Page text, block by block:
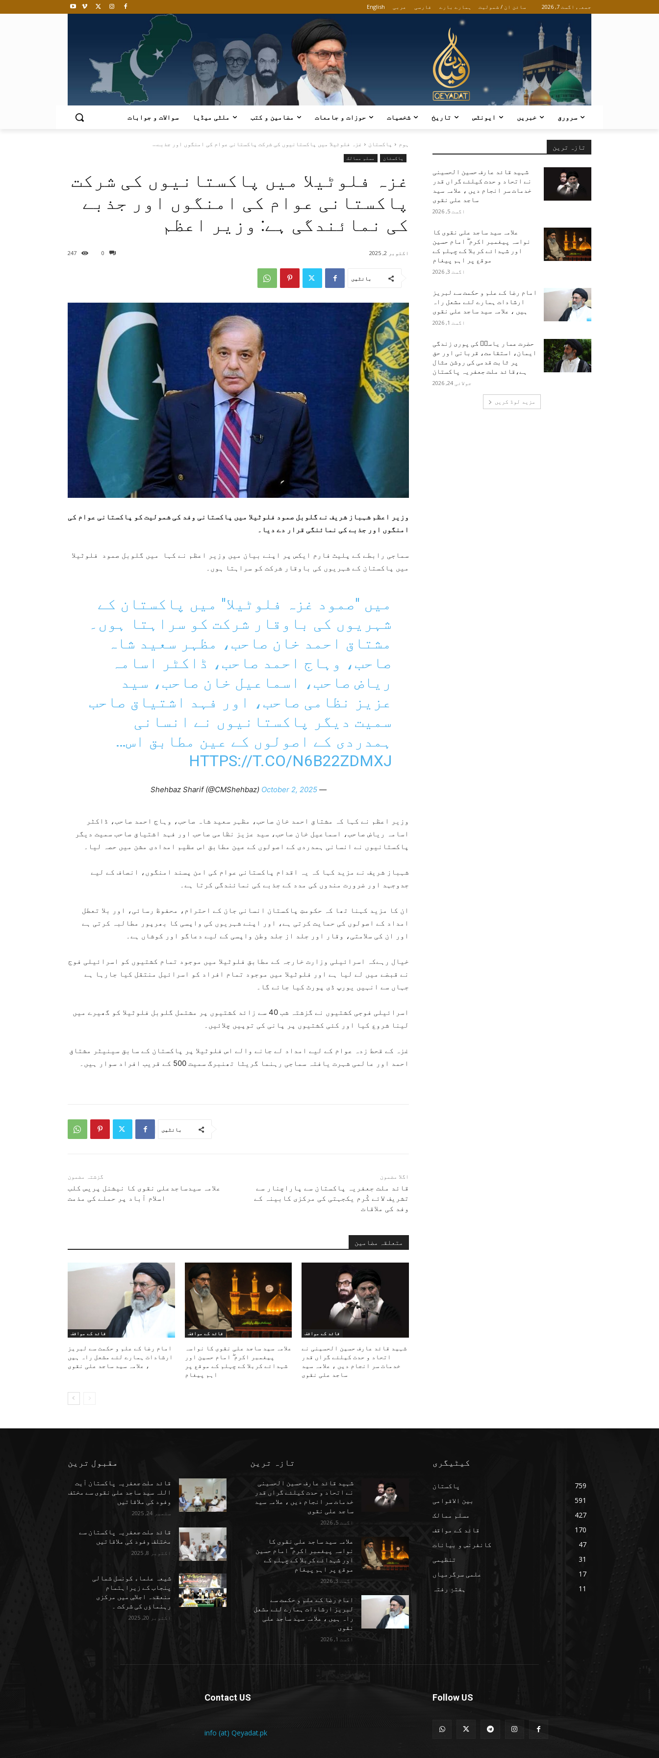
جمعہ, اگست 7, 2026 سائن ان / شمولیت English عربی فارسی ہمارے بارے
سرورق خبریں ایونٹس تاریخ شخصیات حوزات و جامعات مضامین و کتب ملٹی میڈیا سوالات و جوابات
ہوم پاکستان غزہ فلوٹیلا میں پاکستانیوں کی شرکت پاکستانی عوام کی امنگوں اور جذبے...
پاکستان مسلم ممالک
غزہ فلوٹیلا میں پاکستانیوں کی شرکت
پاکستانی عوام کی امنگوں اور جذبے
کی نمائندگی ہے: وزیر اعظم
0
247 اکتوبر 2, 2025
بانٹیں
وزیر اعظم شہباز شریف نے گلوبل صمود فلوٹیلا میں پاکستانی وفد کی شمولیت کو پاکستانی عوام کی
امنگوں اور جذبے کی نمائنگی قرار دے دیا۔
سماجی رابطے کے پلیٹ فارم ایکس پر اپنے بیان میں وزیر اعظم نے کہا میں گلوبل صمود فلوٹیلا
میں پاکستان کے شہریوں کی باوقار شرکت کو سراہتا ہوں۔
میں "صمود غزہ فلوٹیلا" میں پاکستان کے
شہریوں کی باوقار شرکت کو سراہتا ہوں۔
مشتاق احمد خان صاحب، مظہر سعید شاہ
صاحب، وہاج احمد صاحب، ڈاکٹر اسامہ
ریاض صاحب، اسماعیل خان صاحب، سید
عزیز نظامی صاحب، اور فہد اشتیاق صاحب
سمیت دیگر پاکستانیوں نے انسانی
ہمدردی کے اصولوں کے عین مطابق اس…
HTTPS://T.CO/N6B22ZDMXJ
— Shehbaz Sharif (@CMShehbaz)
October 2, 2025
وزیر اعظم نے کہا کہ مشتاق احمد خان صاحب، مظہر سعید شاہ صاحب، وہاج احمد صاحب، ڈاکٹر
اسامہ ریاض صاحب، اسماعیل خان صاحب، سید عزیز نظامی صاحب اور فہد اشتیاق صاحب سمیت دیگر
پاکستانیوں نے انسانی ہمدردی کے اصولوں کے عین مطابق اس عظیم امدادی مشن میں حصہ لیا۔
شہباز شریف نے مزید کہا کہ یہ اقدام پاکستانی عوام کی امن پسند امنگوں، انصاف کے لیے
جدوجہد اور ضرورت مندوں کی مدد کے جذبے کی نمائندگی کرتا ہے۔
ان کا مزید کہنا تھا کہ حکومتِ پاکستان انسانی جان کے احترام، محفوظ رسائی، اور بلا تعطل
امداد کے اصولوں کی حمایت کرتی ہے، اور اپنے شہریوں کی واپسی کا بھرپور مطالبہ کرتی ہے
اور ان کی سلامتی، وقار اور جلد از جلد وطن واپسی کے لیے دعاگو اور کوشاں ہے۔
خیال رہےکہ اسرائیلی وزارت خارجہ کے مطابق فلوٹیلا میں موجود تمام کشتیوں کو اسرائیلی فوج
نے قبضے میں لے لیا ہے اور فلوٹیلا میں موجود تمام افراد کو اسرائیل منتقل کیا جارہا ہے
جہاں سے انہیں یورپ ڈی پورٹ کیا جائے گا۔
اسرائیلی فوجی کشتیوں نے گزشتہ شب 40 سے زائد کشتیوں پر مشتمل گلوبل فلوٹیلا کو گھیرے میں
لینا شروع کیا اور کئی کشتیوں پر پانی کی توپیں چلائیں۔
غزہ کے قحط زدہ عوام کے لیے امداد لے جانے والے اس فلوٹیلا پر پاکستان کے سابق سینیٹر مشتاق
احمد اور عالمی شہرت یافتہ سماجی رہنما گریٹا تھنبرگ سمیت 500 کے قریب افراد سوار ہیں۔
بانٹیں
گزشتہ مضمون
علامہ سیدساجدعلی نقوی کا نیشنل پریس کلب
اسلام آباد پر حملے کی مذمت
اگلا مضمون
قائد ملت جعفریہ پاکستان سے پاراچنار سے
تشریف لائے کُرم یکجہتی کی مرکزی کابینہ کے
وفد کی ملاقات
متعلقہ مضامین
قائد کے مواقف
شہید قائد عارف حسین الحسینی نے
اتحاد و حدت کیلئے گراں قدر
خدمات سر انجام دیں ، علامہ سید
ساجد علی نقوی
قائد کے مواقف
علامہ سید ساجد علی نقوی کا نواسہ
پیغمبر اکرم ۖ امام حسین اور
شہدائے کربلا کے چہلم کے موقع پر
اہم پیغام
قائد کے مواقف
امام رضا کے علم و حکمت سے لبریز
ارشادات ہمارے لئے مشعل راہ ہیں
، علامہ سید ساجد علی نقوی
تازہ ترین
شہید قائد عارف حسین الحسینی
نے اتحاد و حدت کیلئے گراں قدر
خدمات سر انجام دیں ، علامہ سید
ساجد علی نقوی
اگست 5, 2026
علامہ سید ساجد علی نقوی کا
نواسہ پیغمبر اکرم ۖ امام حسین
اور شہدائے کربلا کے چہلم کے
موقع پر اہم پیغام
اگست 3, 2026
امام رضا کے علم و حکمت سے لبریز
ارشادات ہمارے لئے مشعل راہ
ہیں ، علامہ سید ساجد علی نقوی
اگست 1, 2026
حضرت عمار یاسرؑ کی پوری زندگی
ایمان، استقامت، قربانی اور حق
پر ثابت قدمی کی روشن مثال
ہے،قائد ملت جعفریہ پاکستان
جولائی 24, 2026
مزید لوڈ کریں
مقبول ترین
قائد ملت جعفریہ پاکستان آیت
اللہ سید ساجد علی نقوی سے مختف
وفود کی ملاقاتیں
ستمبر 24, 2025
قائد ملت جعفریہ پاکستان سے
مختلف وفود کی ملاقاتیں
اکتوبر 8, 2025
شیعہ علماء کونسل شمالی
پنجاب کے زیراہتمام
منعقدہ اجلاسِ میں مرکزی
رہنماؤں کی شرکت ۔
اکتوبر 20, 2025
تازہ ترین
شہید قائد عارف حسین الحسینی
نے اتحاد و حدت کیلئے گراں قدر
خدمات سر انجام دیں ، علامہ سید
ساجد علی نقوی
اگست 5, 2026
علامہ سید ساجد علی نقوی کا
نواسہ پیغمبر اکرم ۖ امام حسین
اور شہدائے کربلا کے چہلم کے
موقع پر اہم پیغام
اگست 3, 2026
امام رضا کے علم و حکمت سے
لبریز ارشادات ہمارے لئے مشعل
راہ ہیں ، علامہ سید ساجد علی
نقوی
اگست 1, 2026
کیٹیگری
پاکستان
759
بین الاقوامی
591
مسلم ممالک
427
قائد کے مواقف
170
کانفرنس و بیانات
47
تنظیمی
31
علمی سرگرمیاں
17
ہفتۂِ رفتہ
11
Contact US
info (at) Qeyadat.pk
Follow US